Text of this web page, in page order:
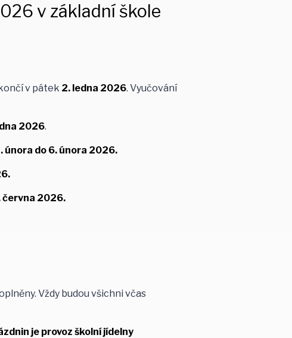
v základní škole
v pátek 2. ledna 2026. Vyučování
2026.
února do 6. února 2026.
června 2026.
Vždy budou všichni včas
je provoz školní jídelny